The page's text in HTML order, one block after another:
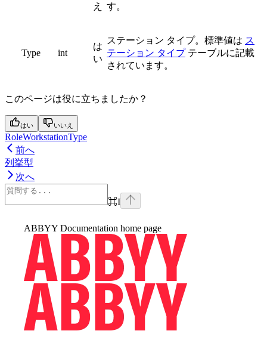
え
す。
Type int
は
い
ステーション タイプ。標準値は ス
テーション タイプテーブルに記載
されています。
このページは役に立ちましたか？
はい いいえ
RoleWorkstationType
前へ
列挙型
次へ
⌘I
ABBYY Documentation home page